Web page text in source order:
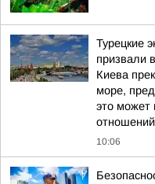
Турецкие
призвали
Киева
море,
это может
10:06